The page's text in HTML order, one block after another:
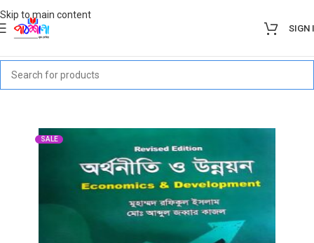
Skip to main content
SIGN
SALE